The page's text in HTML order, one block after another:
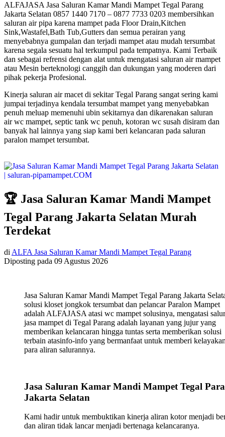
ALFAJASA Jasa Saluran Kamar Mandi Mampet Tegal Parang
Jakarta Selatan 0857 1440 7170 – 0877 7733 0203 membersihkan
saluran air pipa karena mampet pada Floor Drain,Kitchen
Sink,Wastafel,Bath Tub,Gutters dan semua perairan yang
menyebabnya gumpalan dan terjadi mampet atau mudah tersumbat
karena segala sesuatu hal terkumpul pada tempatnya. Kami Terbaik
dan sebagai refrensi dengan alat untuk mengatasi saluran air mampet
atau Mesin berteknologi canggih dan dukungan yang moderen dari
pihak pekerja Profesional.
Kinerja saluran air macet di sekitar Tegal Parang sangat sering kami
jumpai terjadinya kendala tersumbat mampet yang menyebabkan
penuh meluap memenuhi ubin sekitarnya dan dikarenakan saluran
air wc mampet, septic tank wc penuh, kotoran wc susah disiram dan
banyak hal lainnya yang siap kami beri kelancaran pada saluran
paralon mampet tersumbat.
🏆 Jasa Saluran Kamar Mandi Mampet
Tegal Parang Jakarta Selatan Murah
Terdekat
di ALFA Jasa Saluran Kamar Mandi Mampet Tegal Parang
Diposting pada 09 Agustus 2026
Jasa Saluran Kamar Mandi Mampet Tegal Parang Jakarta
solusi kloset jongkok tersumbat dan pelancar Paralon Mampet
adalah ALFAJASA atasi wc mampet solusinya, mengatasi
jasa mampet di Tegal Parang adalah layanan yang jujur yang
memberikan kelancaran hingga tuntas serta memberikan solusi
terbain atasinfo-info yang bermanfaat untuk memberi
para aliran salurannya.
Jasa Saluran Kamar Mandi Mampet Tegal
Jakarta Selatan
Kami hadir untuk membuktikan kinerja aliran kotor menjadi
dan aliran tidak lancar menjadi bertenaga kelancaranya.